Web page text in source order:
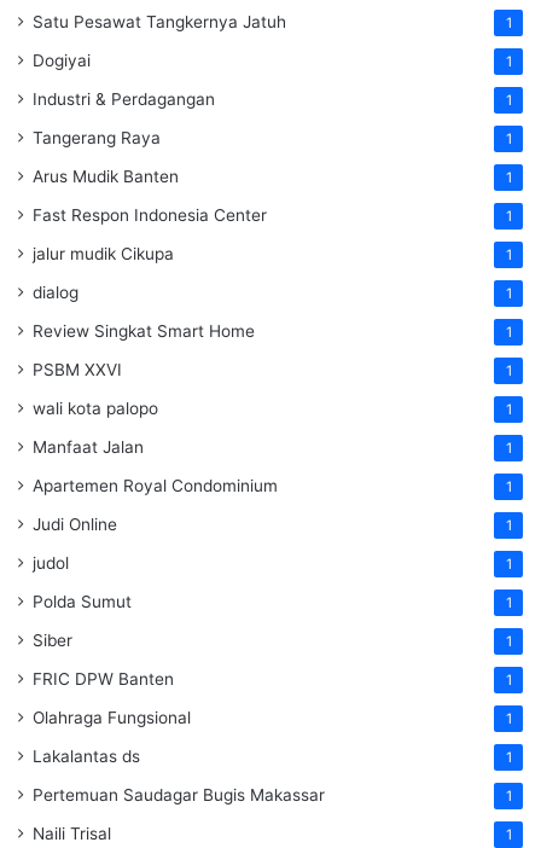
Satu Pesawat Tangkernya Jatuh 1
Dogiyai 1
Industri & Perdagangan 1
Tangerang Raya 1
Arus Mudik Banten 1
Fast Respon Indonesia Center 1
jalur mudik Cikupa 1
dialog 1
Review Singkat Smart Home 1
PSBM XXVI 1
wali kota palopo 1
Manfaat Jalan 1
Apartemen Royal Condominium 1
Judi Online 1
judol 1
Polda Sumut 1
Siber 1
FRIC DPW Banten 1
Olahraga Fungsional 1
Lakalantas ds 1
Pertemuan Saudagar Bugis Makassar 1
Naili Trisal 1